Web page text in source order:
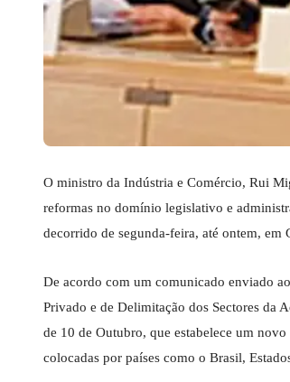
O ministro da Indústria e Comércio, Rui
reformas no domínio legislativo e
decorrido de segunda-feira, até ontem, em
De acordo com um comunicado enviado
Privado e de Delimitação dos Sectores da
de 10 de Outubro, que estabelece um
colocadas por países como o Brasil,